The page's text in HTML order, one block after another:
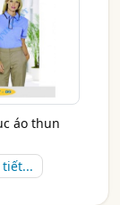
áo thun
tiết...